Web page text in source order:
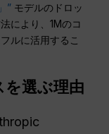
” モデルのドロッ
により、1Mのコ
ルに活用するこ
選ぶ理由